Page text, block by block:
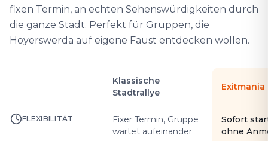
fixen Termin, an echten Sehenswürdigkeiten durch
die ganze Stadt. Perfekt für Gruppen, die
Hoyerswerda auf eigene Faust entdecken wollen.
Klassische
Stadtrallye
Exitmania
FLEXIBILITÄT
Fixer Termin, Gruppe
wartet aufeinander
Sofort
ohne